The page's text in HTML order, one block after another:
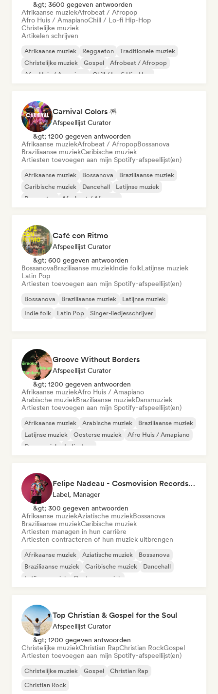
&gt; 3600 gegeven antwoorden
Afrikaanse muziekAfrobeat / Afropop
Afro Huis / AmapianoChill / Lo-fi Hip-Hop
Christelijke muziek
Artikelen schrijven
Afrikaanse muziek Reggaeton
Traditionele muziek
Christelijke muziek
Gospel
Afrobeat / Afropop
Afro Huis / Amapiano
Chill / Lo-fi Hip-Hop
Carnival Colors 🪅
Afspeellijst Curator
&gt; 1200 gegeven antwoorden
Afrikaanse muziekAfrobeat / AfropopBossanova
Braziliaanse muziekCaribische muziek
Artiesten toevoegen aan mijn Spotify-afspeellijst(en)
Afrikaanse muziek Bossanova
Braziliaanse muziek
Caribische muziek
Dancehall
Latijnse muziek
Reggaeton
Afrobeat / Afropop
Café con Ritmo
Afspeellijst Curator
&gt; 600 gegeven antwoorden
BossanovaBraziliaanse muziekIndie folkLatijnse muziek
Latin Pop
Artiesten toevoegen aan mijn Spotify-afspeellijst(en)
Bossanova Braziliaanse muziek
Latijnse muziek
Indie folk
Latin Pop Singer-liedjesschrijver
Groove Without Borders
Afspeellijst Curator
&gt; 1200 gegeven antwoorden
Afrikaanse muziekAfro Huis / Amapiano
Arabische muziekBraziliaanse muziekDansmuziek
Artiesten toevoegen aan mijn Spotify-afspeellijst(en)
Afrikaanse muziek Arabische muziek
Braziliaanse muziek
Latijnse muziek
Oosterse muziek
Afro Huis / Amapiano
Dansmuziek
Indie dans
Felipe Nadeau - Cosmovision Records & Ritmos del Sur
Label, Manager
&gt; 300 gegeven antwoorden
Afrikaanse muziekAziatische muziekBossanova
Braziliaanse muziekCaribische muziek
Artiesten managen in hun carrière
Artiesten contracteren of hun muziek uitbrengen
Afrikaanse muziek Aziatische muziek
Bossanova
Braziliaanse muziek
Caribische muziek
Dancehall
Latijnse muziek
Oosterse muziek
Top Christian & Gospel for the Soul
Afspeellijst Curator
&gt; 1200 gegeven antwoorden
Christelijke muziekChristian RapChristian RockGospel
Artiesten toevoegen aan mijn Spotify-afspeellijst(en)
Christelijke muziek Gospel
Christian Rap
Christian Rock